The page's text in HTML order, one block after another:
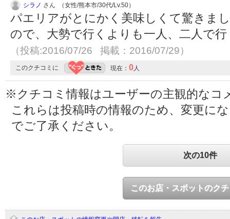
シラノ さん （女性/熊本市/30代/Lv.50）
パエリアがとにかく美味しくて驚きま
ので、大勢で行くよりも一人、二人で
（投稿:2016/07/26 掲載：2016/07/29）
このクチコミに 現在： 0 人
※クチコミ情報はユーザーの主観的なコ
これらは投稿時の情報のため、変更に
でご了承ください。
次の10件
このお店・スポットのク